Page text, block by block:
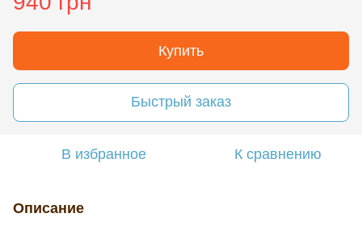
Купить
Быстрый заказ
В избранное К сравнению
Описание